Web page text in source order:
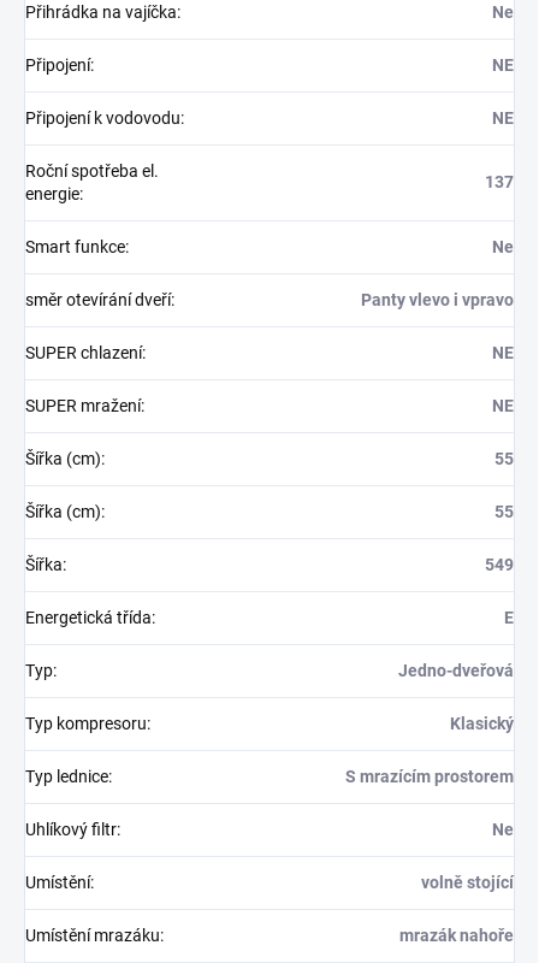
Přihrádka na vajíčka: Ne
Připojení: NE
Připojení k vodovodu: NE
Roční spotřeba el.
energie:
137
Smart funkce: Ne
směr otevírání dveří: Panty vlevo i vpravo
SUPER chlazení: NE
SUPER mražení: NE
Šířka (cm): 55
Šířka (cm): 55
Šířka: 549
Energetická třída: E
Typ: Jedno-dveřová
Typ kompresoru: Klasický
Typ lednice: S mrazícím prostorem
Uhlíkový filtr: Ne
Umístění: volně stojící
Umístění mrazáku: mrazák nahoře